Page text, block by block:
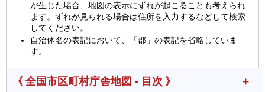
が生じた場合、地図の表示にずれが起こることも考えられ
ます。ずれが見られる場合は住所を入力するなどして検索
してください。
自治体名の表記において、「郡」の表記を省略していま
す。
《 全国市区町村庁舎地図 - 目次 》